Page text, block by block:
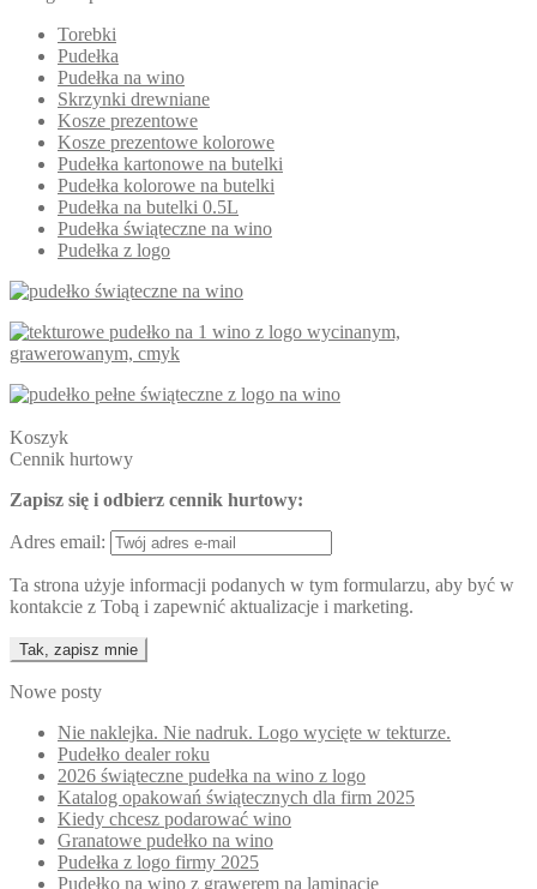
Torebki
Pudełka
Pudełka na wino
Skrzynki drewniane
Kosze prezentowe
Kosze prezentowe kolorowe
Pudełka kartonowe na butelki
Pudełka kolorowe na butelki
Pudełka na butelki 0.5L
Pudełka świąteczne na wino
Pudełka z logo
Koszyk
Cennik hurtowy
Zapisz się i odbierz cennik hurtowy:
Adres email:
Ta strona użyje informacji podanych w tym formularzu, aby być w
kontakcie z Tobą i zapewnić aktualizacje i marketing.
Nowe posty
Nie naklejka. Nie nadruk. Logo wycięte w tekturze.
Pudełko dealer roku
2026 świąteczne pudełka na wino z logo
Katalog opakowań świątecznych dla firm 2025
Kiedy chcesz podarować wino
Granatowe pudełko na wino
Pudełka z logo firmy 2025
Pudełko na wino z grawerem na laminacie